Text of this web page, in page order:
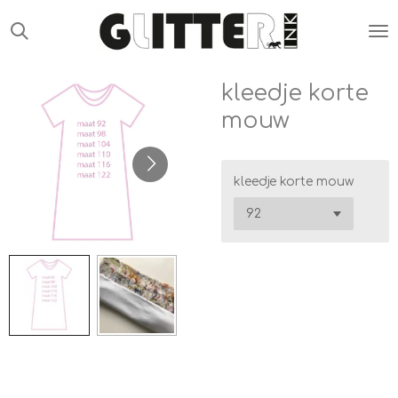
direct
hoofdinhoud
kleedje korte
mouw
kleedje korte mouw